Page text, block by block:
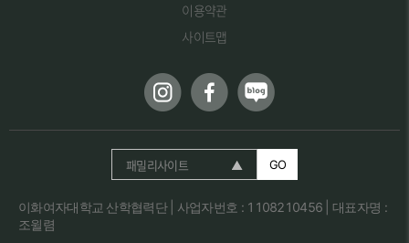
이용약관
사이트맵
이화여자대학교 산학협력단 | 사업자번호 : 1108210456 | 대표자명 :
조윌렴
패밀리사이트 GO